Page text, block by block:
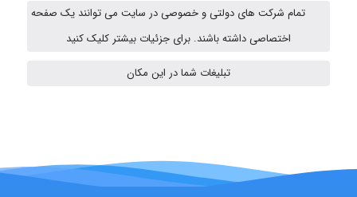
Niloofar
تمام شرکت های دولتی و خصوصی در سایت می توانند یک صفحه
اختصاصی داشته باشند. برای جزئیات بیشتر کلیک کنید
تبلیغات شما در این مکان